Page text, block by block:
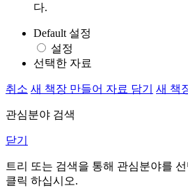
다.
Default 설정
설정
선택한 자료
취소 새 책장 만들어 자료 담기 새 책
관심분야 검색
닫기
트리 또는 검색을 통해 관심분야를
클릭 하십시오.